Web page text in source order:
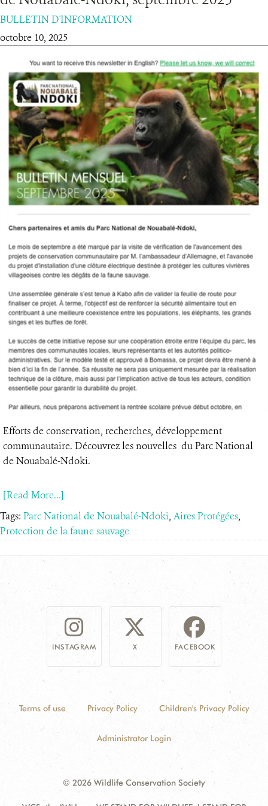
RESSOURCES
DONATE
BULLETIN D'INFORMATION
octobre 10, 2025
Efforts de conservation, recherches, développement
communautaire. Découvrez les nouvelles du Parc National
de Nouabalé-Ndoki.
[Read More...]
Tags: Parc National de Nouabalé-Ndoki, Aires Protégées,
Protection de la faune sauvage
INSTAGRAM X FACEBOOK
Terms of use Privacy Policy Children's Privacy Policy
Administrator Login
© 2026 Wildlife Conservation Society